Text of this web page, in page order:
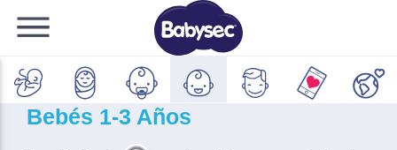
Bebés 1-3 Años